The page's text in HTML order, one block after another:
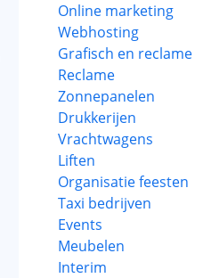
Online marketing
Webhosting
Grafisch en reclame
Reclame
Zonnepanelen
Drukkerijen
Vrachtwagens
Liften
Organisatie feesten
Taxi bedrijven
Events
Meubelen
Interim